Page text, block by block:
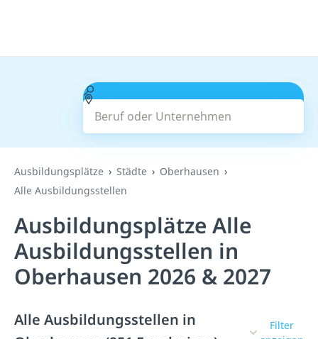
Beruf oder Unternehmen
Suchen
Ausbildungsplätze Städte
Oberhausen
Alle Ausbildungsstellen
Ausbildungsplätze Alle
Ausbildungsstellen in
Oberhausen 2026 & 2027
Alle Ausbildungsstellen in
Filter